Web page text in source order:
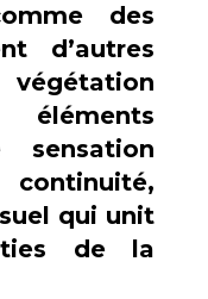
des
d’autres
qui unit
de la